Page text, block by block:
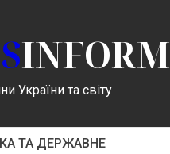
INFORM
України та світу
ТА ДЕРЖАВНЕ